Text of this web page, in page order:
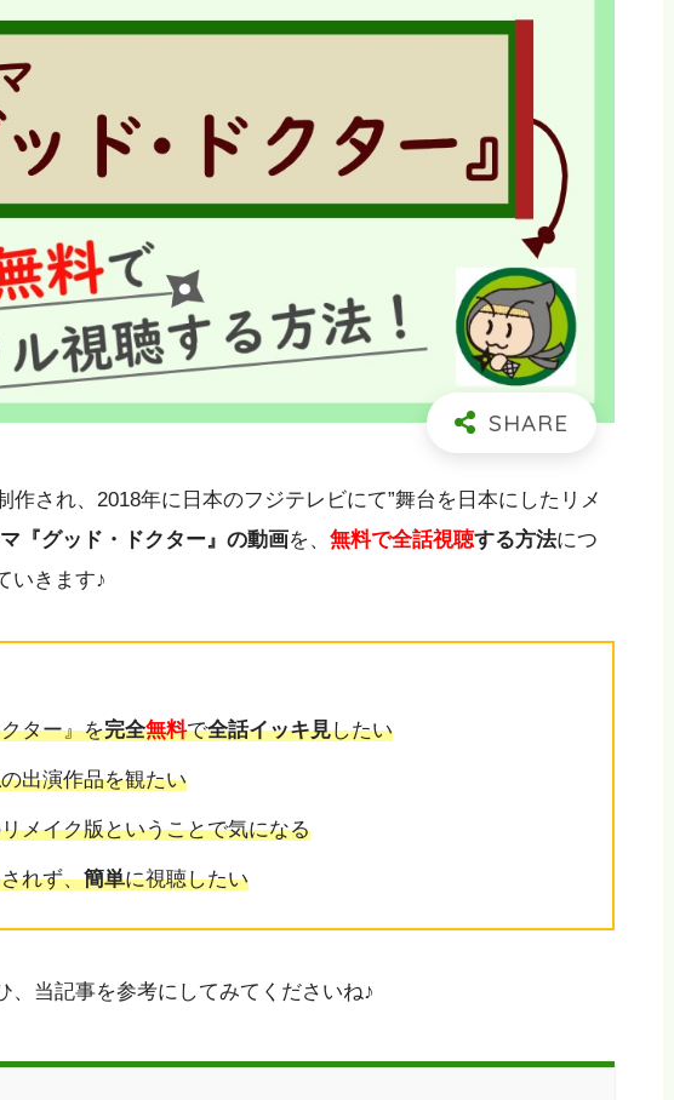
作され、2018年に日本のフジテレビにて”舞台を日本にしたリメ
マ『グッド・ドクター』の動画を、 無料で全話視聴する方法につ
いきます♪
ター』を完全無料で全話イッキ見したい
の出演作品を観たい
メイク版ということで気になる
れず、簡単に視聴したい
、当記事を参考にしてみてくださいね♪